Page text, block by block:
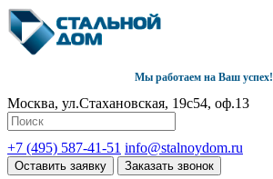
Мы работаем на Ваш успех!
Москва, ул.Стахановская, 19с54, оф.13
+7 (495) 587-41-51 info@stalnoydom.ru
Оставить заявку Заказать звонок